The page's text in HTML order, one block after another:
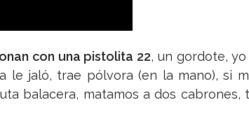
con una pistolita 22, un gordote,
le jaló, trae pólvora (en la mano), si
balacera, matamos a dos cabrones,